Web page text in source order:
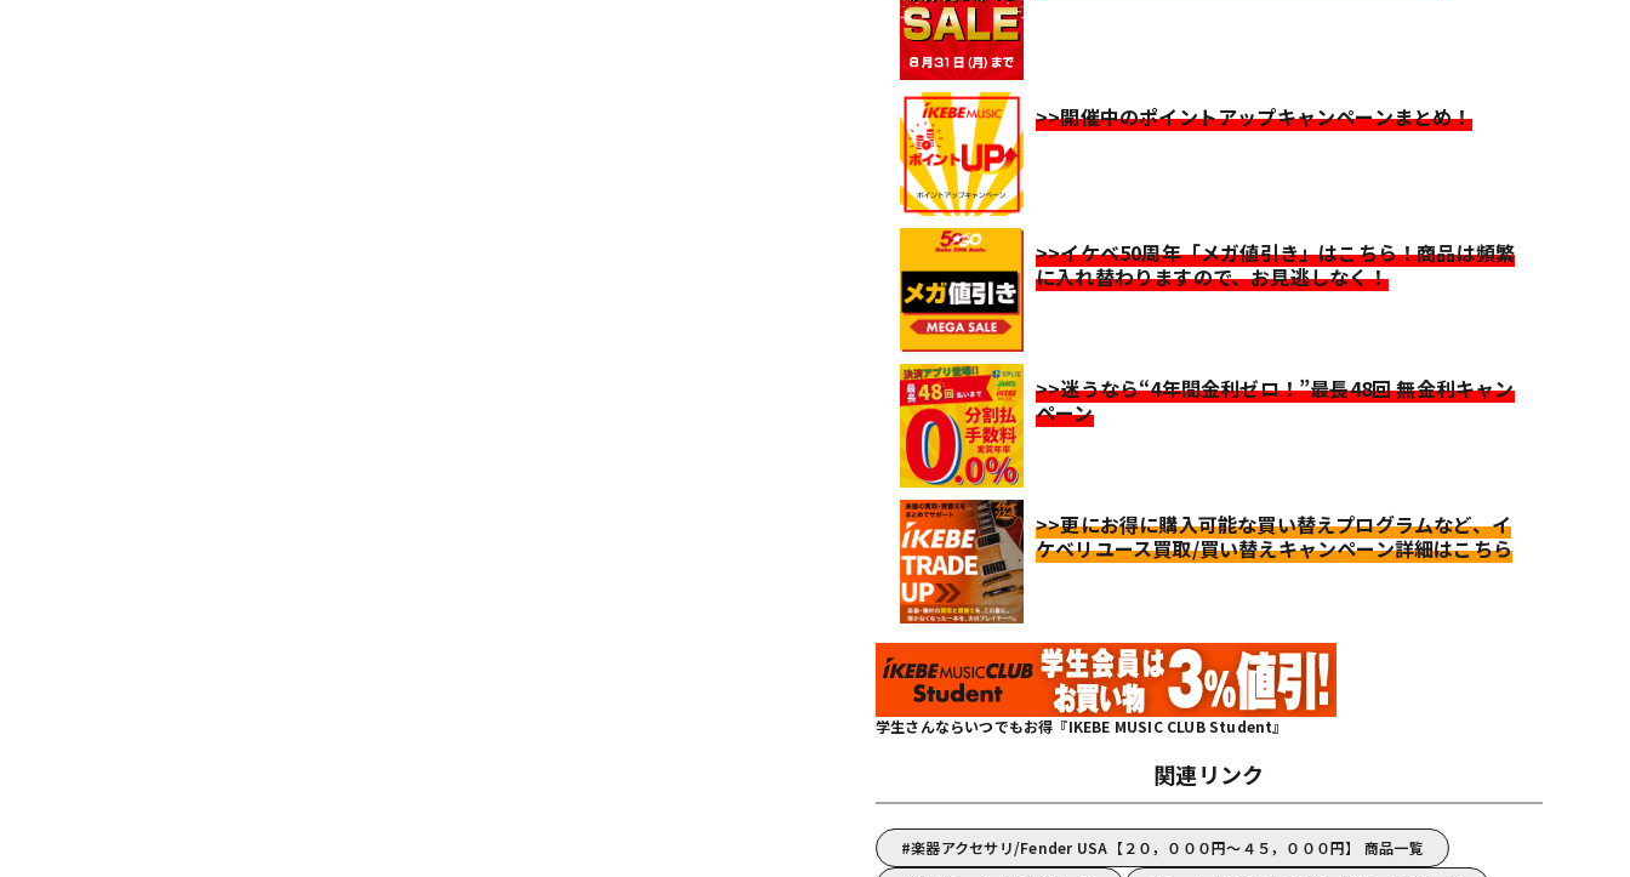
>>開催中のポイントアップキャンペーンまとめ！
>>イケベ50周年「メガ値引き」はこちら！商品は頻繁
に入れ替わりますので、お見逃しなく！
>>迷うなら“4年間金利ゼロ！”最長48回 無金利キャン
ペーン
>>更にお得に購入可能な買い替えプログラムなど、イ
ケベリユース買取/買い替えキャンペーン詳細はこちら
学生さんならいつでもお得『IKEBE MUSIC CLUB Student』
関連リンク
楽器アクセサリ/Fender USA【２０，０００円～４５，０００円】 商品一覧